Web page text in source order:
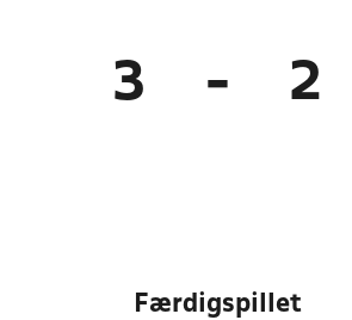
3 - 2
Færdigspillet